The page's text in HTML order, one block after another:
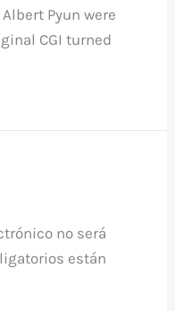
Pyun were
CGI turned
no será
están